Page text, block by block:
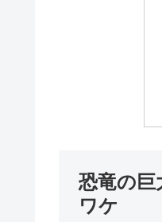
恐竜の巨
ワケ